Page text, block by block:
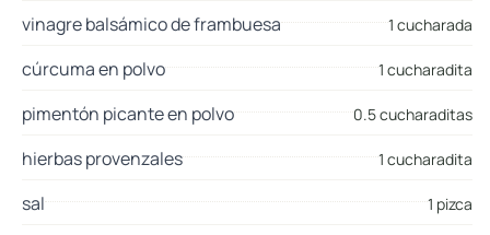
vinagre balsámico de frambuesa 1 cucharada
cúrcuma en polvo 1 cucharadita
pimentón picante en polvo 0.5 cucharaditas
hierbas provenzales 1 cucharadita
sal 1 pizca